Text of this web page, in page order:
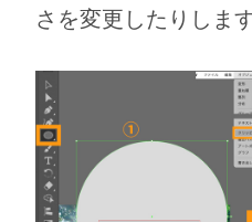
さを変更したりします